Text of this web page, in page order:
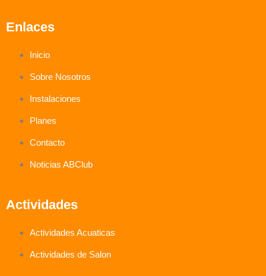
Enlaces
Inicio
Sobre Nosotros
Instalaciones
Planes
Contacto
Noticias ABClub
Actividades
Actividades Acuaticas
Actividades de Salon